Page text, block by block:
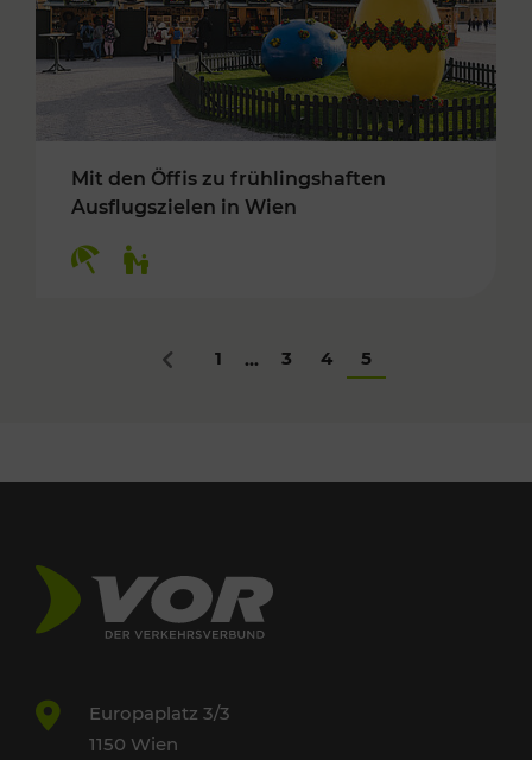
Mit den Öffis zu frühlingshaften
Ausflugszielen in Wien
Zurück
1 ... 3 4 5
Europaplatz 3/3
1150 Wien